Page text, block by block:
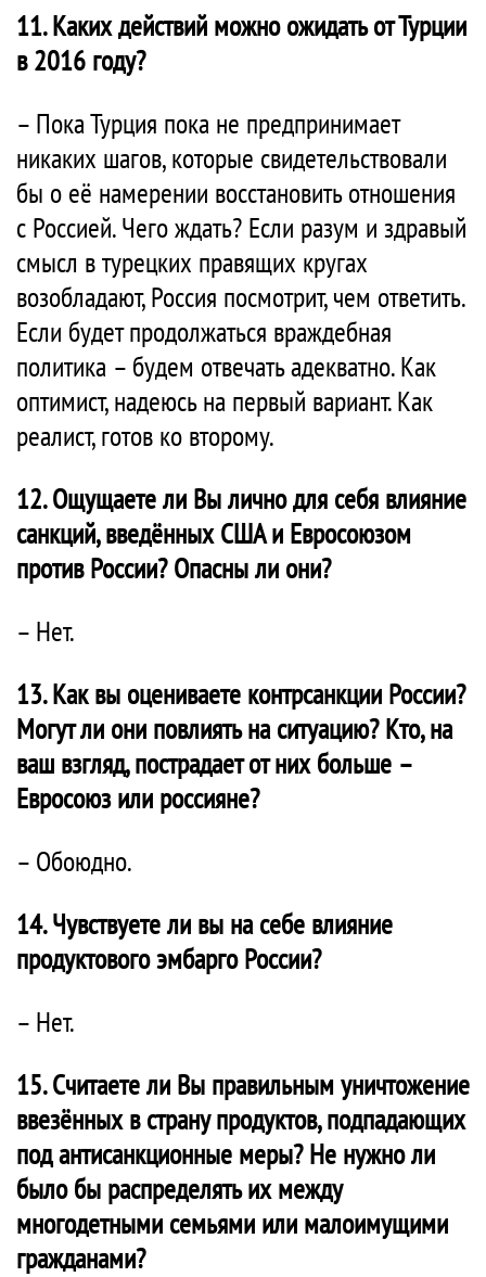
11. Каких действий можно ожидать от Турции
в 2016 году?
– Пока Турция пока не предпринимает
никаких шагов, которые свидетельствовали
бы о её намерении восстановить отношения
с Россией. Чего ждать? Если разум и здравый
смысл в турецких правящих кругах
возобладают, Россия посмотрит, чем ответить.
Если будет продолжаться враждебная
политика – будем отвечать адекватно. Как
оптимист, надеюсь на первый вариант. Как
реалист, готов ко второму.
12. Ощущаете ли Вы лично для себя влияние
санкций, введённых США и Евросоюзом
против России? Опасны ли они?
– Нет.
13. Как вы оцениваете контрсанкции России?
Могут ли они повлиять на ситуацию? Кто, на
ваш взгляд, пострадает от них больше –
Евросоюз или россияне?
– Обоюдно.
14. Чувствуете ли вы на себе влияние
продуктового эмбарго России?
– Нет.
15. Считаете ли Вы правильным уничтожение
ввезённых в страну продуктов, подпадающих
под антисанкционные меры? Не нужно ли
было бы распределять их между
многодетными семьями или малоимущими
гражданами?